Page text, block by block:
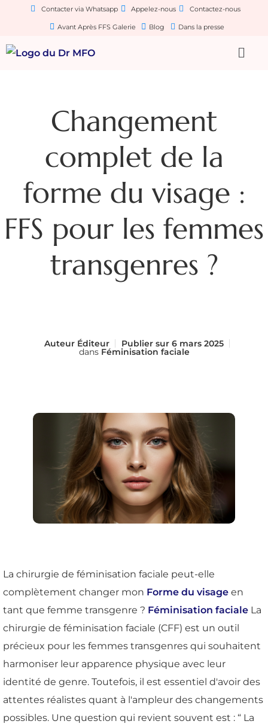
Contacter via Whatsapp Appelez-nous Contactez-nous
Avant Après FFS Galerie Blog Dans la presse
Changement
complet de la
forme du visage :
FFS pour les femmes
transgenres ?
Auteur Éditeur Publier sur 6 mars 2025
dans Féminisation faciale
La chirurgie de féminisation faciale peut-elle
complètement changer mon Forme du visage en
tant que femme transgenre ? Féminisation faciale La
chirurgie de féminisation faciale (CFF) est un outil
précieux pour les femmes transgenres qui souhaitent
harmoniser leur apparence physique avec leur
identité de genre. Toutefois, il est essentiel d'avoir des
attentes réalistes quant à l'ampleur des changements
possibles. Une question qui revient souvent est : “ La